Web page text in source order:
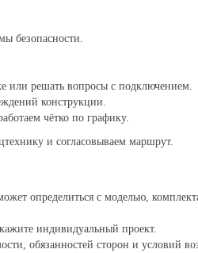
безопасности.
или решать вопросы с подключением.
конструкции.
чётко по графику.
и согласовываем маршрут.
определиться с моделью,
индивидуальный проект.
обязанностей сторон и условий